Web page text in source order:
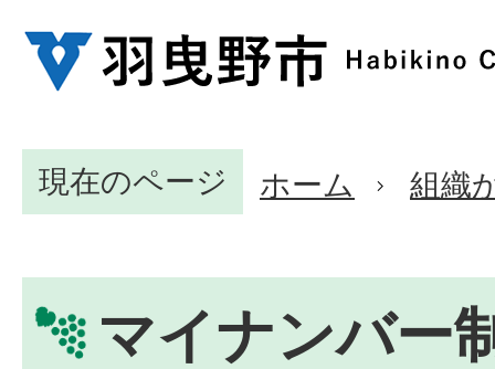
現在のページ ホーム 組織
マイナンバー